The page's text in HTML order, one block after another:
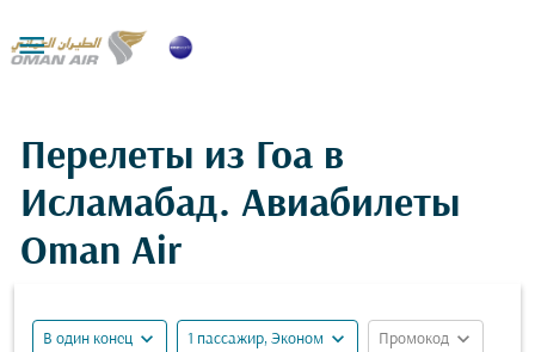

Перелеты из Гоа в
Исламабад. Авиабилеты
Oman Air
В один конец expand_more 1 пассажир, Эконом expand_more Промокод expand_more